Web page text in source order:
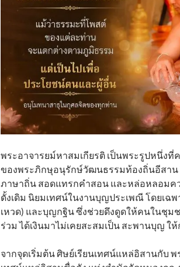
พระอาจารยม์หาสมเกียรติ เป็นพระรูปหนึ่งที่
ของพระภิกษุอนุรักษ์วัฒนธรรมท้องถิ่นอีสา
ภาษาถิ่น สอดแทรกคำสอน และหล่อหลอม
ดั้งเดิม นิยมเทศน์ในงานบุญประเพณี โดยเฉ
เหวด) และบุญกฐิน ซึ่งช่วยดึงดูดให้คนในชุม
ร่วม ได้เงินมาไม่เคยสะสมเป็น สะพานบุญ ใ
จากจุดเริ่มต้น ศิษย์เรียนเทศน์แหล่อิสานกับ